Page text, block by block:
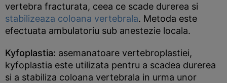
vertebra fracturata, ceea ce scade durerea si
stabilizeaza coloana vertebrala. Metoda este
efectuata ambulatoriu sub anestezie locala.
Kyfoplastia: asemanatoare vertebroplastiei,
kyfoplastia este utilizata pentru a scadea durerea
si a stabiliza coloana vertebrala in urma unor